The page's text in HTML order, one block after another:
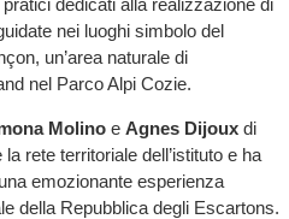
nei luoghi simbolo del
un’area naturale di
nel Parco Alpi Cozie.
Molino e Agnes Dijoux di
rete territoriale dell’istituto e ha
emozionante esperienza
della Repubblica degli Escartons.